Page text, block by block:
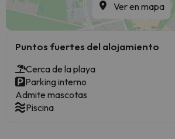
Ver en mapa
Puntos fuertes del alojamiento
Cerca de la playa
Parking interno
Admite mascotas
Piscina